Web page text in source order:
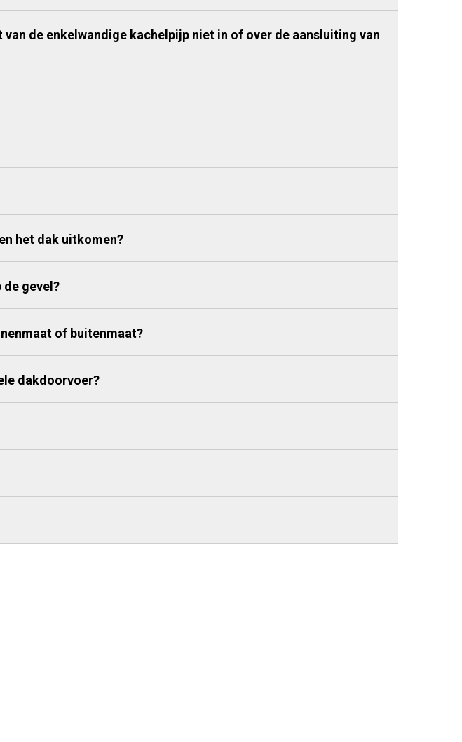
de enkelwandige kachelpijp niet in of over de aansluiting van
het dak uitkomen?
gevel?
of buitenmaat?
dakdoorvoer?